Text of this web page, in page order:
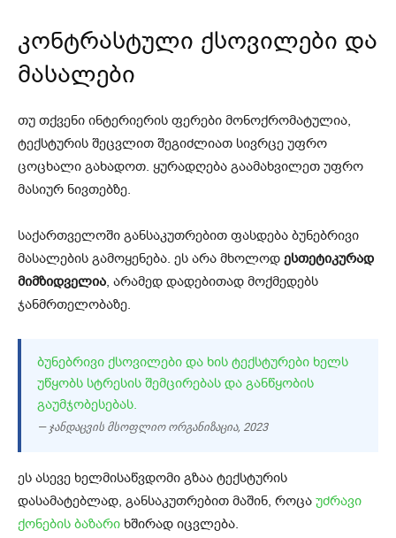
კონტრასტული ქსოვილები და
მასალები
თუ თქვენი ინტერიერის ფერები მონოქრომატულია,
ტექსტურის შეცვლით შეგიძლიათ სივრცე უფრო
ცოცხალი გახადოთ. ყურადღება გაამახვილეთ უფრო
მასიურ ნივთებზე.
საქართველოში განსაკუთრებით ფასდება ბუნებრივი
მასალების გამოყენება. ეს არა მხოლოდ ესთეტიკურად
მიმზიდველია, არამედ დადებითად მოქმედებს
ჯანმრთელობაზე.
ᲑᲣᲜᲔᲑᲠᲘᲕᲘ ᲥᲡᲝᲕᲘᲚᲔᲑᲘ ᲓᲐ ᲮᲘᲡ ᲢᲔᲥᲡᲢᲣᲠᲔᲑᲘ ᲮᲔᲚᲡ
ᲣᲬᲧᲝᲑᲡ ᲡᲢᲠᲔᲡᲘᲡ ᲨᲔᲛᲪᲘᲠᲔᲑᲐᲡ ᲓᲐ ᲒᲐᲜᲬᲧᲝᲑᲘᲡ
ᲒᲐᲣᲛᲯᲝᲑᲔᲡᲔᲑᲐᲡ.
— ჯანდაცვის მსოფლიო ორგანიზაცია, 2023
ეს ასევე ხელმისაწვდომი გზაა ტექსტურის
დასამატებლად, განსაკუთრებით მაშინ, როცა უძრავი
ქონების ბაზარი ხშირად იცვლება.